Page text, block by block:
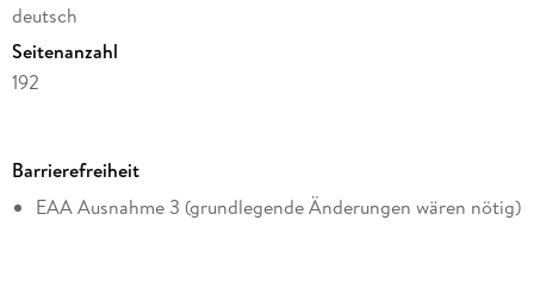
deutsch
Seitenanzahl
192
Altersempfehlung
ab 10 Jahre
Barrierefreiheit
EAA Ausnahme 3 (grundlegende Änderungen wären nötig)